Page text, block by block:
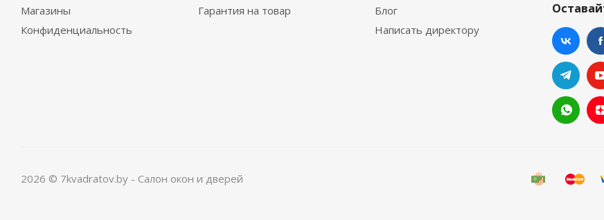
Магазины
Конфиденциальность
Гарантия на товар
Блог
Написать директору
2026 © 7kvadratov.by - Салон окон и дверей